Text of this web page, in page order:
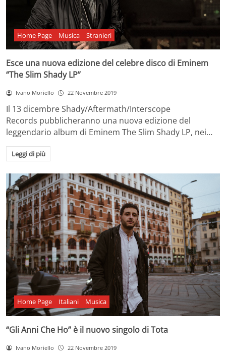
Home Page Musica Stranieri
Esce una nuova edizione del celebre disco di Eminem
“The Slim Shady LP”
Ivano Moriello 22 Novembre 2019
Il 13 dicembre Shady/Aftermath/Interscope
Records pubblicheranno una nuova edizione del
leggendario album di Eminem The Slim Shady LP, nei…
Leggi di più
Home Page Italiani Musica
“Gli Anni Che Ho” è il nuovo singolo di Tota
Ivano Moriello 22 Novembre 2019